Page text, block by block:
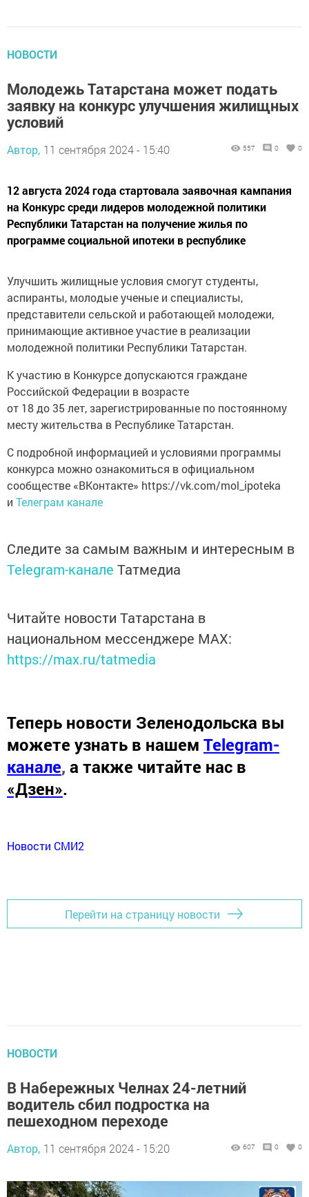
НОВОСТИ
Молодежь Татарстана может подать
заявку на конкурс улучшения жилищных
условий
Автор, 11 сентября 2024 - 15:40 557 0 0
12 августа 2024 года стартовала заявочная кампания
на Конкурс среди лидеров молодежной политики
Республики Татарстан на получение жилья по
программе социальной ипотеки в республике
Улучшить жилищные условия смогут студенты,
аспиранты, молодые ученые и специалисты,
представители сельской и работающей молодежи,
принимающие активное участие в реализации
молодежной политики Республики Татарстан.
К участию в Конкурсе допускаются граждане
Российской Федерации в возрасте
от 18 до 35 лет, зарегистрированные по постоянному
месту жительства в Республике Татарстан.
С подробной информацией и условиями программы
конкурса можно ознакомиться в официальном
сообществе «ВКонтакте» https://vk.com/mol_ipoteka
и Телеграм канале
Следите за самым важным и интересным в
Telegram-канале Татмедиа
Читайте новости Татарстана в
национальном мессенджере MАХ:
https://max.ru/tatmedia
Теперь новости Зеленодольска вы
можете узнать в нашем Telegram-
канале, а также читайте нас в
«Дзен».
Новости СМИ2
Перейти на страницу новости
НОВОСТИ
В Набережных Челнах 24-летний
водитель сбил подростка на
пешеходном переходе
Автор, 11 сентября 2024 - 15:20 607 0 0